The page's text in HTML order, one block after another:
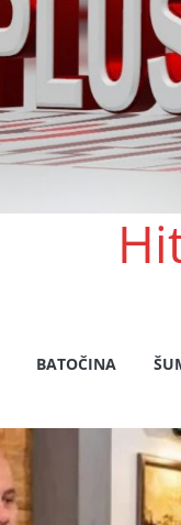
BATOČINA